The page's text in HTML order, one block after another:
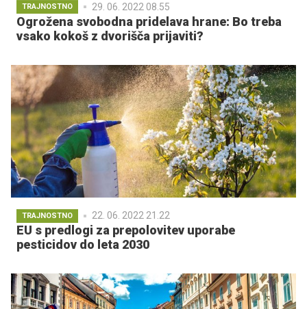
TRAJNOSTNO 29. 06. 2022 08.55
Ogrožena svobodna pridelava hrane: Bo treba
vsako kokoš z dvorišča prijaviti?
TRAJNOSTNO 22. 06. 2022 21.22
EU s predlogi za prepolovitev uporabe
pesticidov do leta 2030